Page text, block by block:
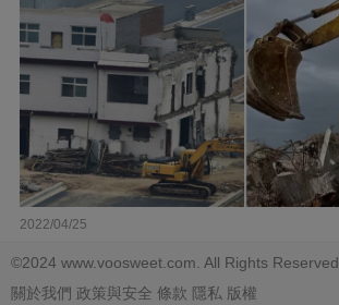
2022/04/25
©2024 www.voosweet.com. All Rights Reserved.
關於我們 政策與安全 條款 隱私 版權